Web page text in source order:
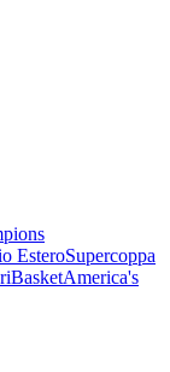
EsteroSupercoppa
BasketAmerica's